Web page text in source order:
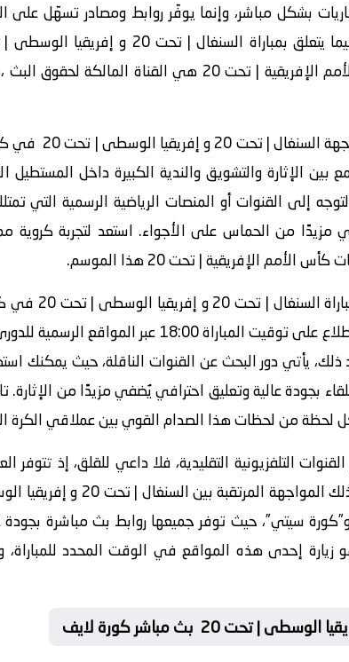
بشكل مباشر، وإنما يوفّر روابط ومصادر تسهّل على
المواجهة المرتقبة ضمن منافسات كأس الأمم الإفريقية |
الإثارة والتشويق والندية الكبيرة داخل المستطيل
إلى القنوات أو المنصات الرياضية الرسمية التي
مزيدًا من الحماس على الأجواء. استعد لتجربة
الإفريقية | تحت 20 هذا الموسم.
من موعد انطلاق المواجهة، حيث يُنصح بالاطلاع على
يأتي دور البحث عن القنوات الناقلة، حيث يمكنك
بجودة عالية وتعليق احترافي يُضفي مزيدًا من
لحظة من لحظات هذا الصدام القوي بين عملاقي الكرة
التلفزيونية التقليدية، فلا داعي للقلق، إذ
سيتي”، حيث توفر جميعها روابط بث مباشرة بجودة
إحدى هذه المواقع في الوقت المحدد للمباراة،